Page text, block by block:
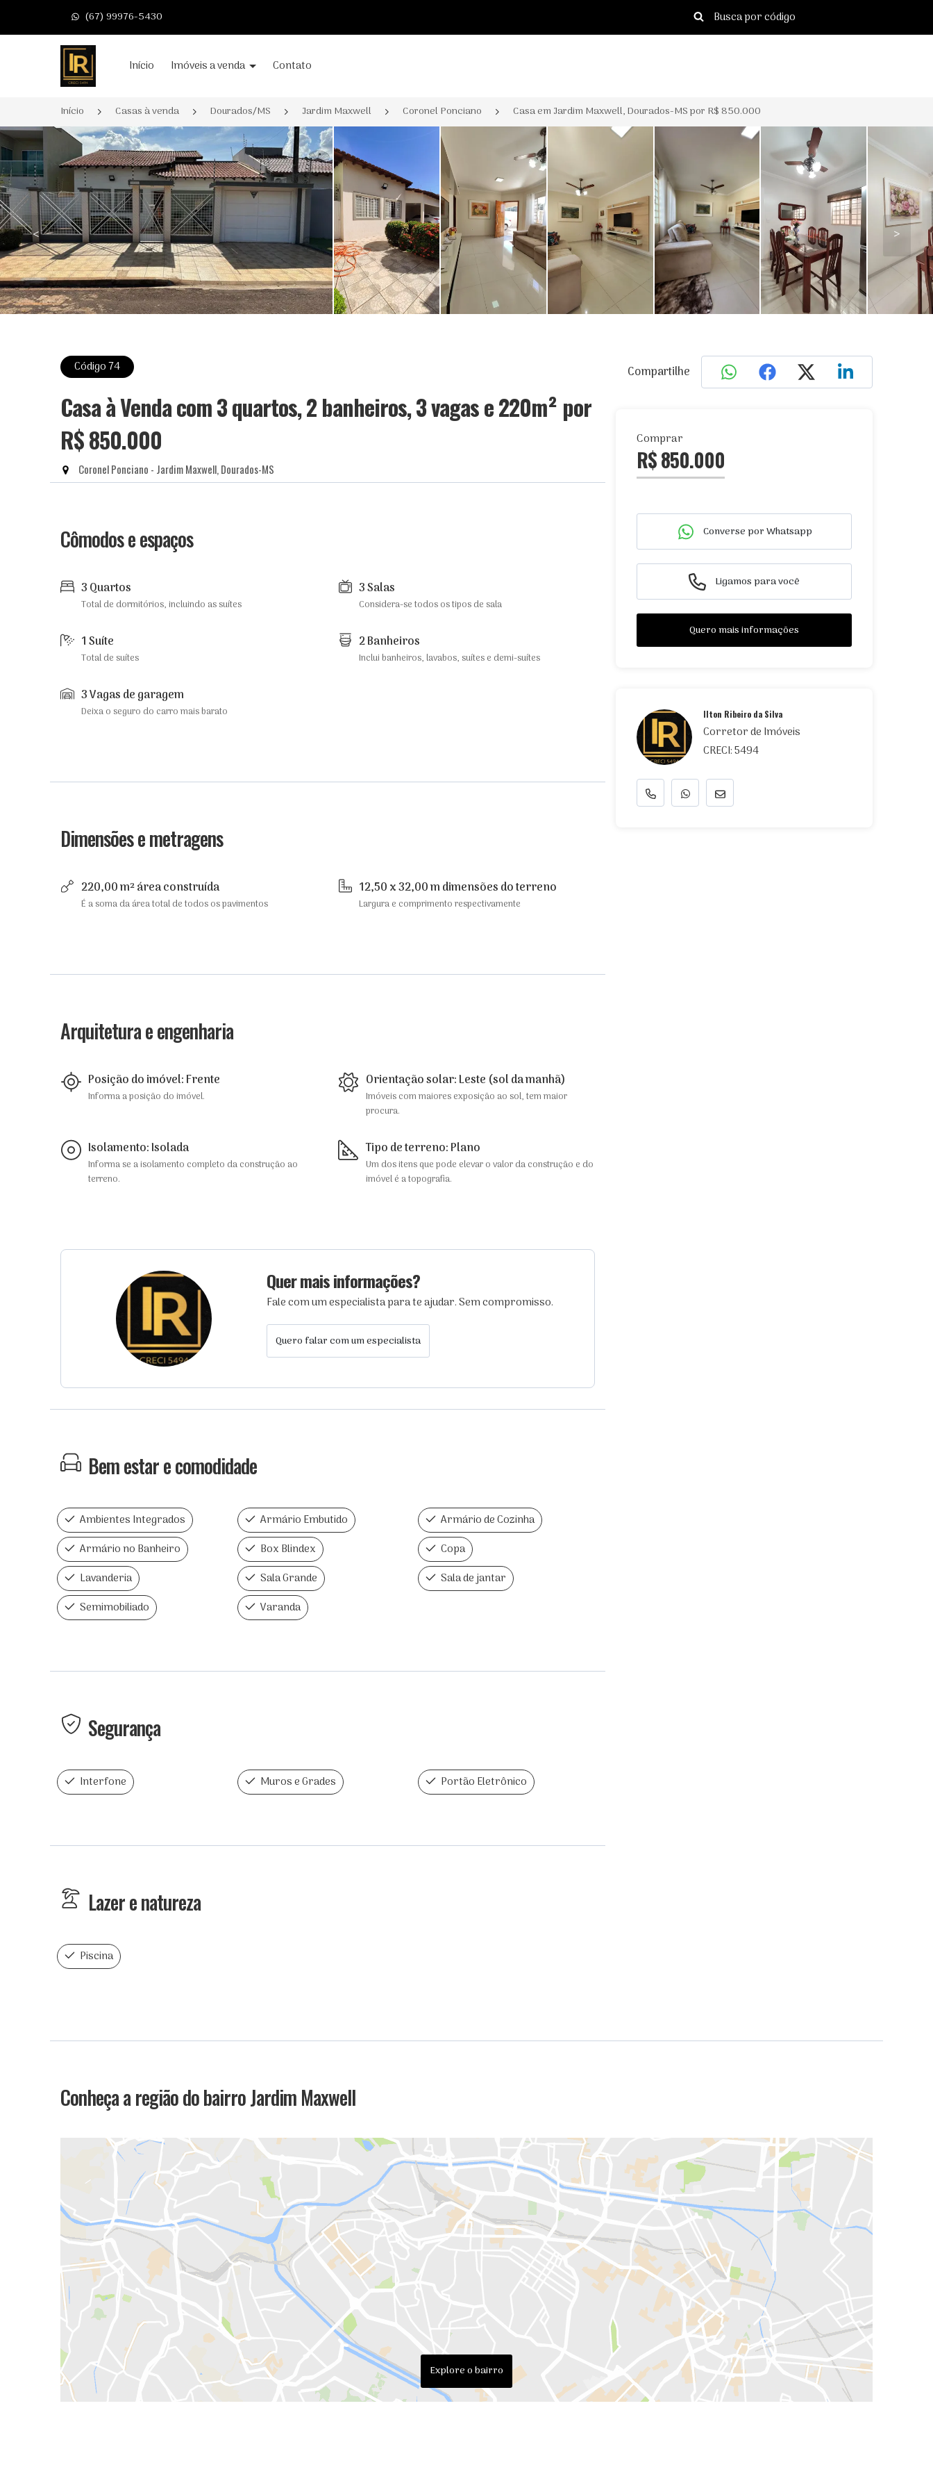
(67) 99976-5430
Página inicialInício Imóveis a venda Contato
Início Casas à venda Dourados/MS Jardim Maxwell Coronel Ponciano Casa em Jardim Maxwell, Dourados-MS por R$ 850.000
< >
Código 74
Casa à Venda com 3 quartos, 2 banheiros, 3 vagas e 220m² por
R$ 850.000
Coronel Ponciano - Jardim Maxwell, Dourados-MS
Cômodos e espaços
3 Quartos
Total de dormitórios, incluindo as suítes
3 Salas
Considera-se todos os tipos de sala
1 Suíte
Total de suítes
2 Banheiros
Inclui banheiros, lavabos, suítes e demi-suítes
3 Vagas de garagem
Deixa o seguro do carro mais barato
Dimensões e metragens
220,00 m² área construída
É a soma da área total de todos os pavimentos
12,50 x 32,00 m dimensões do terreno
Largura e comprimento respectivamente
Arquitetura e engenharia
Posição do imóvel: Frente
Informa a posição do imóvel.
Orientação solar: Leste (sol da manhã)
Imóveis com maiores exposição ao sol, tem maior
procura.
Isolamento: Isolada
Informa se a isolamento completo da construção ao
terreno.
Tipo de terreno: Plano
Um dos itens que pode elevar o valor da construção e do
imóvel é a topografia.
Quer mais informações?
Fale com um especialista para te ajudar. Sem compromisso.
Quero falar com um especialista
Bem estar e comodidade
Ambientes Integrados Armário Embutido
Armário de Cozinha
Armário no Banheiro
Box Blindex
Copa
Lavanderia
Sala Grande
Sala de jantar
Semimobiliado
Varanda
Segurança
Interfone Muros e Grades Portão Eletrônico
Lazer e natureza
Piscina
Compartilhe
Comprar
R$ 850.000
Converse por Whatsapp
Ligamos para você
Quero mais informações
Ilton Ribeiro da Silva
Corretor de Imóveis
CRECI: 5494
Conheça a região do bairro Jardim Maxwell
Explore o bairro